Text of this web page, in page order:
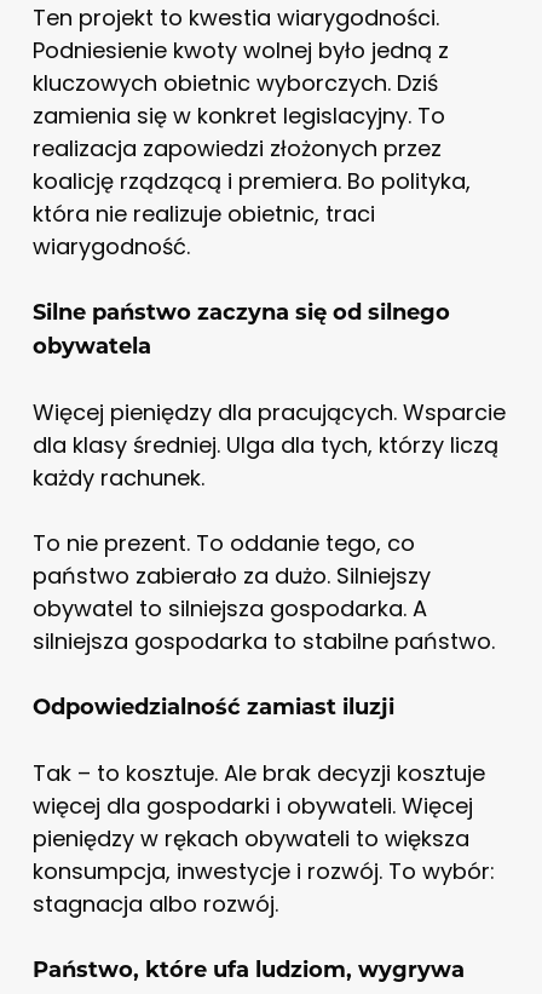
Ten projekt to kwestia wiarygodności.
Podniesienie kwoty wolnej było jedną z
kluczowych obietnic wyborczych. Dziś
zamienia się w konkret legislacyjny. To
realizacja zapowiedzi złożonych przez
koalicję rządzącą i premiera. Bo polityka,
która nie realizuje obietnic, traci
wiarygodność.
Silne państwo zaczyna się od silnego
obywatela
Więcej pieniędzy dla pracujących. Wsparcie
dla klasy średniej. Ulga dla tych, którzy liczą
każdy rachunek.
To nie prezent. To oddanie tego, co
państwo zabierało za dużo. Silniejszy
obywatel to silniejsza gospodarka. A
silniejsza gospodarka to stabilne państwo.
Odpowiedzialność zamiast iluzji
Tak – to kosztuje. Ale brak decyzji kosztuje
więcej dla gospodarki i obywateli. Więcej
pieniędzy w rękach obywateli to większa
konsumpcja, inwestycje i rozwój. To wybór:
stagnacja albo rozwój.
Państwo, które ufa ludziom, wygrywa